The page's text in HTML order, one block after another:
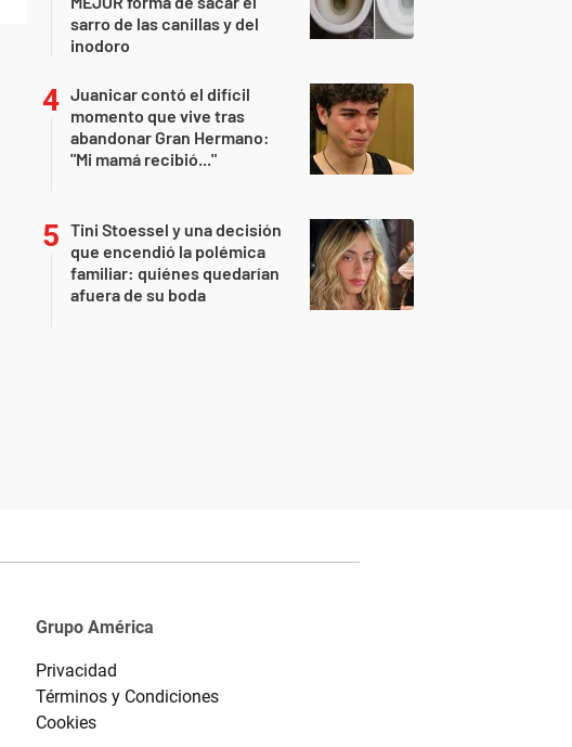
sarro de las canillas y del
inodoro
Juanicar contó el difícil
momento que vive tras
abandonar Gran Hermano:
"Mi mamá recibió..."
Tini Stoessel y una decisión
que encendió la polémica
familiar: quiénes quedarían
afuera de su boda
Grupo América
Privacidad
Términos y Condiciones
Cookies